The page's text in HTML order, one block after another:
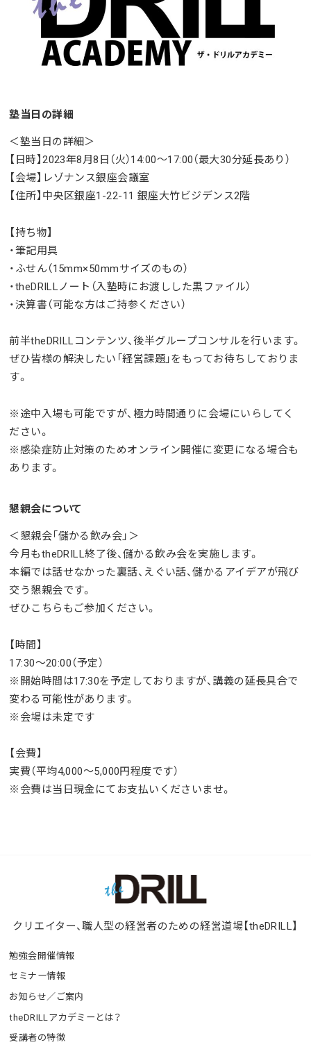
塾当日の詳細
＜塾当日の詳細＞
【日時】2023年8月8日（火）14:00～17:00（最大30分延長あり）
【会場】レゾナンス銀座会議室
【住所】中央区銀座1-22-11 銀座大竹ビジデンス2階
【持ち物】
・筆記用具
・ふせん（15mm×50mmサイズのもの）
・theDRILLノート（入塾時にお渡しした黒ファイル）
・決算書（可能な方はご持参ください）
前半theDRILLコンテンツ、後半グループコンサルを行います。
ぜひ皆様の解決したい「経営課題」をもってお待ちしておりま
す。
※途中入場も可能ですが、極力時間通りに会場にいらしてく
ださい。
※感染症防止対策のためオンライン開催に変更になる場合も
あります。
懇親会について
＜懇親会「儲かる飲み会」＞
今月もtheDRILL終了後、儲かる飲み会を実施します。
本編では話せなかった裏話、えぐい話、儲かるアイデアが飛び
交う懇親会です。
ぜひこちらもご参加ください。
【時間】
17:30～20:00（予定）
※開始時間は17:30を予定しておりますが、講義の延長具合で
変わる可能性があります。
※会場は未定です
【会費】
実費（平均4,000〜5,000円程度です）
※会費は当日現金にてお支払いくださいませ。
クリエイター、職人型の経営者のための経営道場【theDRILL】
勉強会開催情報
セミナー情報
お知らせ／ご案内
theDRILLアカデミーとは？
受講者の特徴